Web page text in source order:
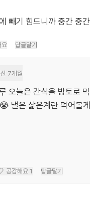
빼기 힘드니까 중간 중
요 답글달기
7개월
오늘은 간식을 방토로
낼은 삶은계란 먹어볼게
공감해요 1 답글달기